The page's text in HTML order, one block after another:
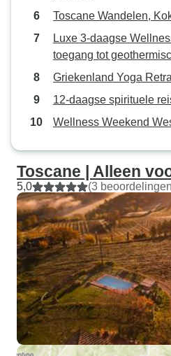
Toscane Wandelen,
Luxe 3-daagse
toegang tot
Griekenland Yoga
12-daagse spirituele
Wellness Weekend
Toscane | Alleen
5,0 (3